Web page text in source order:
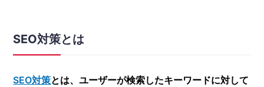
SEO対策とは
SEO対策とは、ユーザーが検索したキーワードに対して